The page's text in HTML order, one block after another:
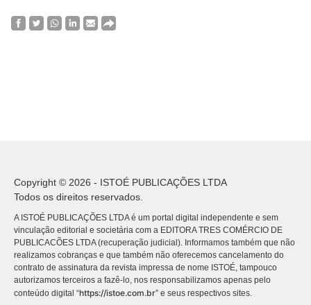
Copyright © 2026 - ISTOÉ PUBLICAÇÕES LTDA
Todos os direitos reservados.
A ISTOÉ PUBLICAÇÕES LTDA é um portal digital independente e sem
vinculação editorial e societária com a EDITORA TRES COMÉRCIO DE
PUBLICACÕES LTDA (recuperação judicial). Informamos também que não
realizamos cobranças e que também não oferecemos cancelamento do
contrato de assinatura da revista impressa de nome ISTOÉ, tampouco
autorizamos terceiros a fazê-lo, nos responsabilizamos apenas pelo
conteúdo digital “https://istoe.com.br” e seus respectivos sites.